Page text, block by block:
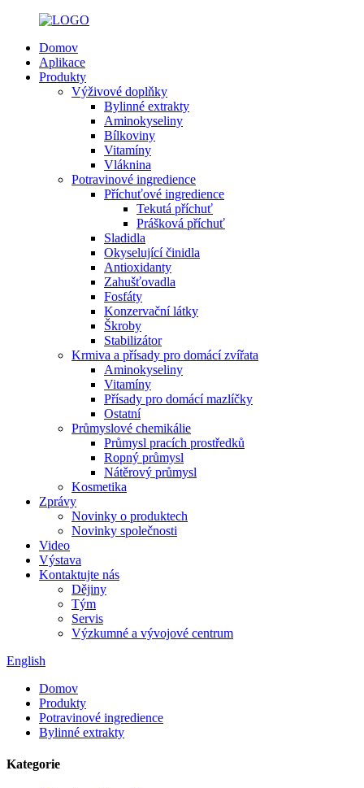
Domov
Aplikace
Produkty
Výživové doplňky
Bylinné extrakty
Aminokyseliny
Bílkoviny
Vitamíny
Vláknina
Potravinové ingredience
Příchuťové ingredience
Tekutá příchuť
Prášková příchuť
Sladidla
Okyselující činidla
Antioxidanty
Zahušťovadla
Fosfáty
Konzervační látky
Škroby
Stabilizátor
Krmiva a přísady pro domácí zvířata
Aminokyseliny
Vitamíny
Přísady pro domácí mazlíčky
Ostatní
Průmyslové chemikálie
Průmysl pracích prostředků
Ropný průmysl
Nátěrový průmysl
Kosmetika
Zprávy
Novinky o produktech
Novinky společnosti
Video
Výstava
Kontaktujte nás
Dějiny
Tým
Servis
Výzkumné a vývojové centrum
English
Domov
Produkty
Potravinové ingredience
Bylinné extrakty
Kategorie